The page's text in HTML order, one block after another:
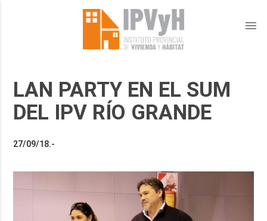
menu
LAN PARTY EN EL SUM
DEL IPV RÍO GRANDE
27/09/18.-